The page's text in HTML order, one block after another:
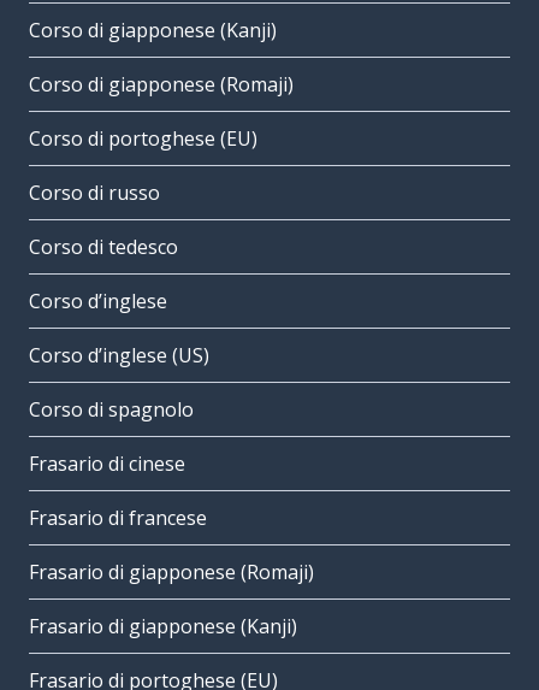
Corso di giapponese (Kanji)
Corso di giapponese (Romaji)
Corso di portoghese (EU)
Corso di russo
Corso di tedesco
Corso d’inglese
Corso d’inglese (US)
Corso di spagnolo
Frasario di cinese
Frasario di francese
Frasario di giapponese (Romaji)
Frasario di giapponese (Kanji)
Frasario di portoghese (EU)